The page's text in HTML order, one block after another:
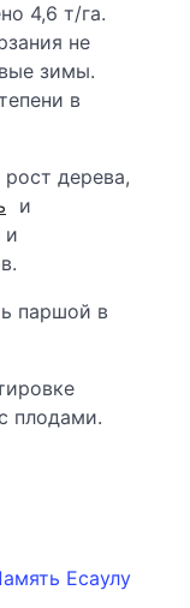
4,6 т/га.
не
зимы.
в
дерева,
и
и
паршой в
плодами.
Есаулу